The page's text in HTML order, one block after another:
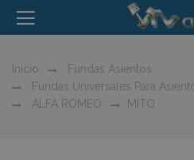
Inicio
Fundas Asientos
Fundas Universales Para
ALFA ROMEO
MITO